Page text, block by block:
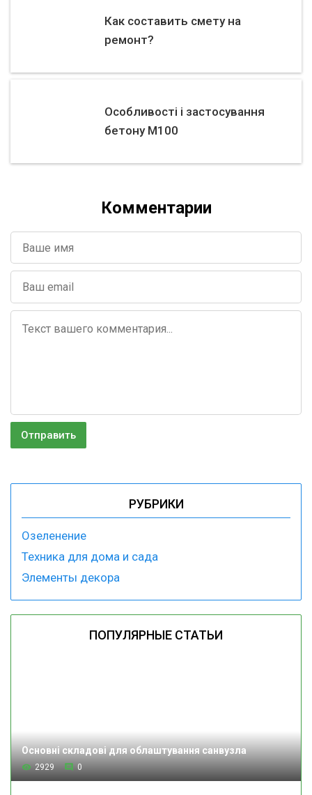
РУБРИКИ
Озеленение
Техника для дома и сада
Элементы декора
ПОПУЛЯРНЫЕ СТАТЬИ
Основні складові для облаштування санвузла
2929 0
Как составить смету на
ремонт?
Особливості і застосування
бетону М100
Комментарии